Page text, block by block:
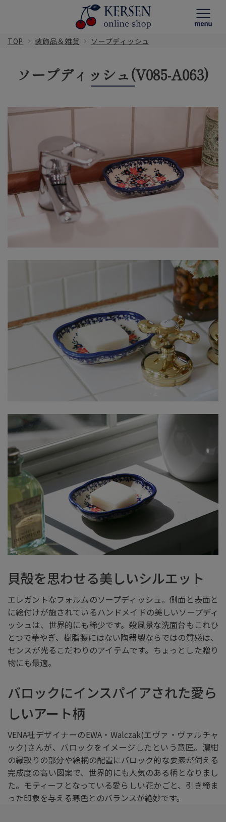
TOP 装飾品＆雑貨 ソープディッシュ
ソープディッシュ(V085-A063)
貝殻を思わせる美しいシルエット
エレガントなフォルムのソープディッシュ。側面と表面と
に絵付けが施されているハンドメイドの美しいソープディ
ッシュは、世界的にも稀少です。殺風景な洗面台もこれひ
とつで華やぎ、樹脂製にはない陶器製ならではの質感は、
センスが光るこだわりのアイテムです。ちょっとした贈り
物にも最適。
バロックにインスパイアされた愛ら
しいアート柄
VENA社デザイナーのEWA・Walczak(エヴァ・ヴァルチャ
ック)さんが、バロックをイメージしたという意匠。濃紺
の縁取りの部分や絵柄の配置にバロック的な要素が伺える
完成度の高い図案で、世界的にも人気のある柄となりまし
た。モティーフとなっている愛らしい花かごと、引き締ま
った印象を与える寒色とのバランスが絶妙です。